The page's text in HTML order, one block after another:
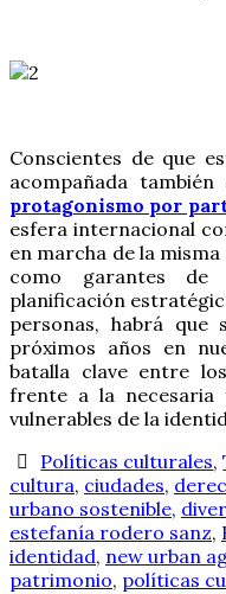
Conscientes de que
acompañada
protagonismo por
esfera internacional
en marcha de la
como garantes
planificación
personas, habrá que
próximos años en
batalla clave entre
frente a la necesaria
vulnerables de la
Políticas culturales,
cultura, ciudades,
urbano sostenible,
estefanía rodero sanz,
identidad, new urban
patrimonio, políticas